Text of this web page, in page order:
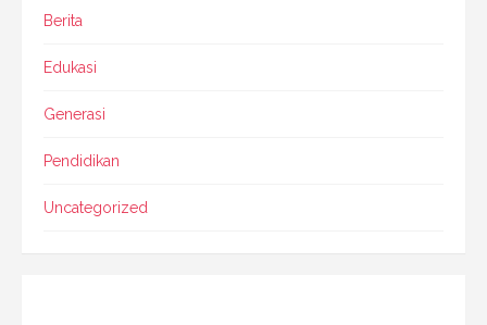
Berita
Edukasi
Generasi
Pendidikan
Uncategorized